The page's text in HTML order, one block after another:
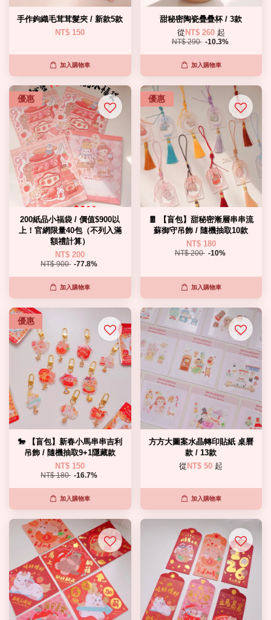
手作鉤織毛茸茸髮夾 / 新款5款
NT$ 150
加入購物車
甜秘密陶瓷疊疊杯 / 3款
從 NT$ 260 起
NT$ 290 -10.3%
加入購物車
優惠
200紙品小福袋 / 價值$900以
上！官網限量40包（不列入滿
額禮計算）
NT$ 200
NT$ 900 -77.8%
加入購物車
優惠
🧧 【盲包】甜秘密漸層串串流
蘇御守吊飾 / 隨機抽取10款
NT$ 180
NT$ 200 -10%
加入購物車
優惠
🐎 【盲包】新春小馬串串吉利
吊飾 / 隨機抽取9+1隱藏款
NT$ 150
NT$ 180 -16.7%
加入購物車
方方大圖案水晶轉印貼紙 桌曆
款 / 13款
從 NT$ 50 起
加入購物車